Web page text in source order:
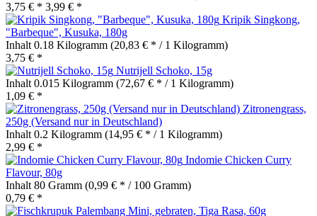
3,75 € * 3,99 € *
Kripik Singkong,
"Barbeque", Kusuka, 180g
Inhalt 0.18 Kilogramm (20,83 € * / 1 Kilogramm)
3,75 € *
Nutrijell Schoko, 15g
Inhalt 0.015 Kilogramm (72,67 € * / 1 Kilogramm)
1,09 € *
Zitronengrass,
250g (Versand nur in Deutschland)
Inhalt 0.2 Kilogramm (14,95 € * / 1 Kilogramm)
2,99 € *
Indomie Chicken Curry
Flavour, 80g
Inhalt 80 Gramm (0,99 € * / 100 Gramm)
0,79 € *